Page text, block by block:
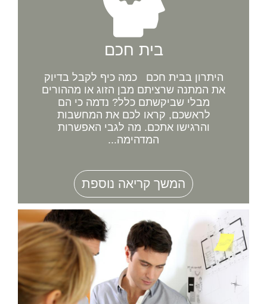
בית חכם
היתרון בבית חכם כמה כיף לקבל בדיוק
את המתנה שרציתם מבן הזוג או מההורים
מבלי שביקשתם כלל? נדמה כי הם
לראשכם, קראו לכם את המחשבות
והרגישו אתכם. מה לגבי האפשרות
המדהימה...
המשך קריאה נוספת